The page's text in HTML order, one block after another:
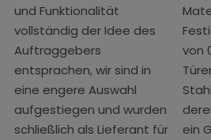
und Funktionalität
vollständig der Idee des
Auftraggebers
entsprachen, wir sind in
eine engere Auswahl
aufgestiegen und wurden
schließlich als Lieferant für
von
ein